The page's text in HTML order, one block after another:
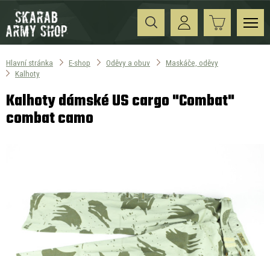
Hlavní stránka E-shop Oděvy a obuv
Maskáče, oděvy
Kalhoty
Kalhoty dámské US cargo "Combat"
combat camo